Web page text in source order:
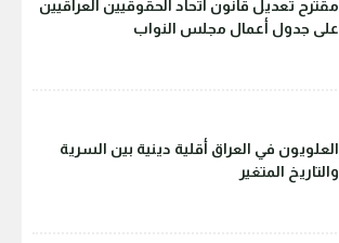
مقترح تعديل قانون اتحاد الحقوقيين العراقيين
على جدول أعمال مجلس النواب
العلويون في العراق أقلية دينية بين السرية
والتاريخ المتغير